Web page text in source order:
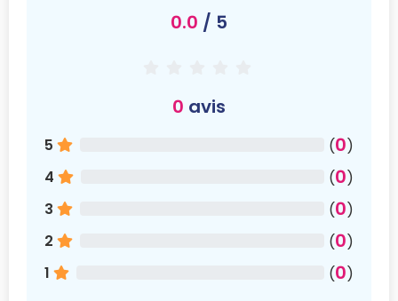
0.0 / 5
0 avis
5 (0)
4
(0)
3
(0)
2
(0)
1
(0)